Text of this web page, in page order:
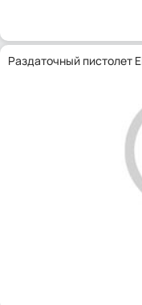
Раздаточный пистолет